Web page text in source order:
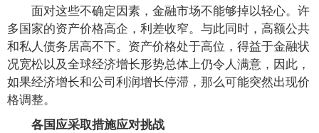
面对这些不确定因素，金融市场不能够掉以轻心。许
多国家的资产价格高企，利差收窄。与此同时，高额公共
和私人债务居高不下。资产价格处于高位，得益于金融状
况宽松以及全球经济增长形势总体上仍令人满意，因此，
如果经济增长和公司利润增长停滞，那么可能突然出现价
格调整。
各国应采取措施应对挑战